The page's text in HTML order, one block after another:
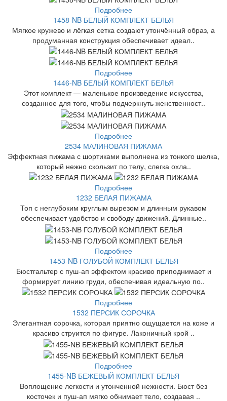
Подробнее
1458-NB БЕЛЫЙ КОМПЛЕКТ БЕЛЬЯ
Мягкое кружево и лёгкая сетка создают утончённый образ, а
продуманная конструкция обеспечивает идеал..
Подробнее
1446-NB БЕЛЫЙ КОМПЛЕКТ БЕЛЬЯ
Этот комплект — маленькое произведение искусства,
созданное для того, чтобы подчеркнуть женственност..
Подробнее
2534 МАЛИНОВАЯ ПИЖАМА
Эффектная пижама с шортиками выполнена из тонкого шелка,
который нежно скользит по телу, слегка охла..
Подробнее
1232 БЕЛАЯ ПИЖАМА
Топ с неглубоким круглым вырезом и длинным рукавом
обеспечивает удобство и свободу движений. Длинные..
Подробнее
1453-NB ГОЛУБОЙ КОМПЛЕКТ БЕЛЬЯ
Бюстгальтер с пуш-ап эффектом красиво приподнимает и
формирует линию груди, обеспечивая идеальную по..
Подробнее
1532 ПЕРСИК СОРОЧКА
Элегантная сорочка, которая приятно ощущается на коже и
красиво струится по фигуре. Лаконичный крой ..
Подробнее
1455-NB БЕЖЕВЫЙ КОМПЛЕКТ БЕЛЬЯ
Воплощение легкости и утонченной нежности. Бюст без
косточек и пуш-ап мягко обнимает тело, создавая ..